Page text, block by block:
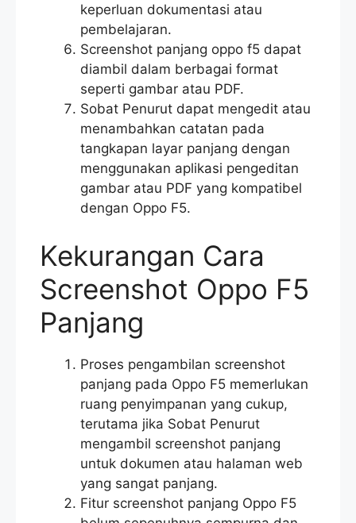
keperluan dokumentasi atau
pembelajaran.
Screenshot panjang oppo f5 dapat
diambil dalam berbagai format
seperti gambar atau PDF.
Sobat Penurut dapat mengedit atau
menambahkan catatan pada
tangkapan layar panjang dengan
menggunakan aplikasi pengeditan
gambar atau PDF yang kompatibel
dengan Oppo F5.
Kekurangan Cara
Screenshot Oppo F5
Panjang
Proses pengambilan screenshot
panjang pada Oppo F5 memerlukan
ruang penyimpanan yang cukup,
terutama jika Sobat Penurut
mengambil screenshot panjang
untuk dokumen atau halaman web
yang sangat panjang.
Fitur screenshot panjang Oppo F5